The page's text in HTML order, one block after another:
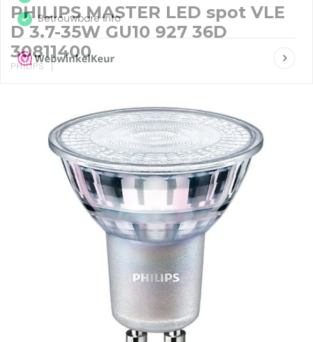
PHILIPS MASTER LED spot VLE
D 3.7-35W GU10 927 36D
30811400
PHILIPS